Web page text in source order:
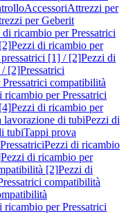
AccessoriAttrezzi per
per Geberit
di ricambio per Pressatrici
Pezzi di ricambio per
[1] / [2]Pezzi di
/ [2]Pressatrici
compatibilità
ricambio per Pressatrici
Pezzi di ricambio per
lavorazione di tubiPezzi di
tubiTappi prova
PressatriciPezzi di ricambio
Pezzi di ricambio per
[2]Pezzi di
compatibilità
ricambio per Pressatrici